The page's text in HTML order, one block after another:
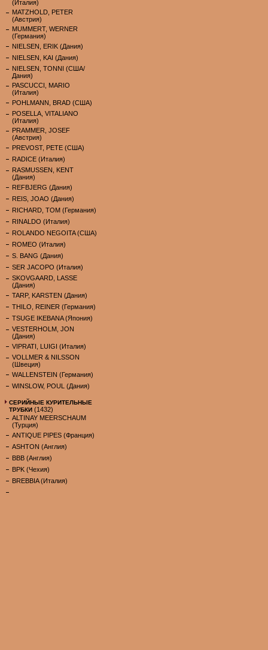
(Италия)
MATZHOLD, PETER
(Австрия)
MUMMERT, WERNER
(Германия)
NIELSEN, ERIK (Дания)
NIELSEN, KAI (Дания)
NIELSEN, TONNI (США/
Дания)
PASCUCCI, MARIO
(Италия)
POHLMANN, BRAD (США)
POSELLA, VITALIANO
(Италия)
PRAMMER, JOSEF
(Австрия)
PREVOST, PETE (США)
RADICE (Италия)
RASMUSSEN, KENT
(Дания)
REFBJERG (Дания)
REIS, JOAO (Дания)
RICHARD, TOM (Германия)
RINALDO (Италия)
ROLANDO NEGOITA (США)
ROMEO (Италия)
S. BANG (Дания)
SER JACOPO (Италия)
SKOVGAARD, LASSE
(Дания)
TARP, KARSTEN (Дания)
THILO, REINER (Германия)
TSUGE IKEBANA (Япония)
VESTERHOLM, JON
(Дания)
VIPRATI, LUIGI (Италия)
VOLLMER & NILSSON
(Швеция)
WALLENSTEIN (Германия)
WINSLOW, POUL (Дания)
СЕРИЙНЫЕ КУРИТЕЛЬНЫЕ
ТРУБКИ (1432)
ALTINAY MEERSCHAUM
(Турция)
ANTIQUE PIPES (Франция)
ASHTON (Англия)
BBB (Англия)
BPK (Чехия)
BREBBIA (Италия)